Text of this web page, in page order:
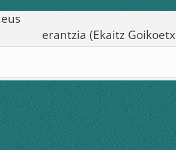
erantzia (Ekaitz